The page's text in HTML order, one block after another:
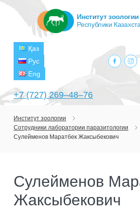
+7 (727) 269‒48‒76
Қаз
Рус
Eng
Институт зоологии
Республики
ГЛАВНАЯ
РУКОВОДСТВО
СТРУКТУРА
ЛАБОРАТОРИИ
ПРОЕКТЫ
Институт зоологии
Сотрудники лаборатории паразитологии
Сулейменов Маратбек Жаксыбекович
Сулейменов
Жаксыбекович